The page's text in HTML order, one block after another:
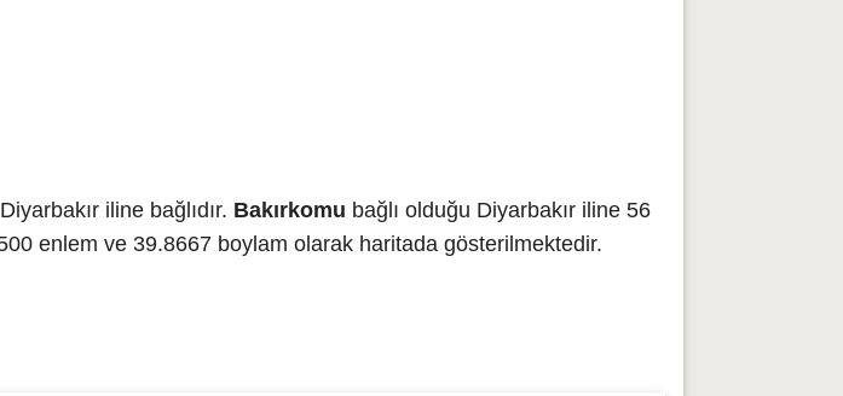
iline bağlıdır. Bakırkomu bağlı olduğu Diyarbakır iline 56
enlem ve 39.8667 boylam olarak haritada gösterilmektedir.